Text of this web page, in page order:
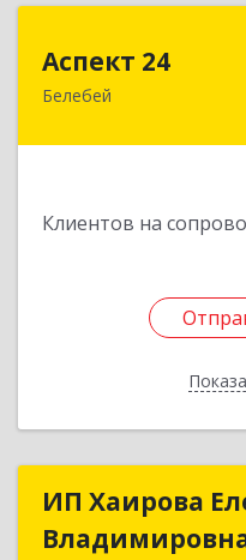
Аспект 24
Белебей
Клиентов на
452000,
ИП Хаирова